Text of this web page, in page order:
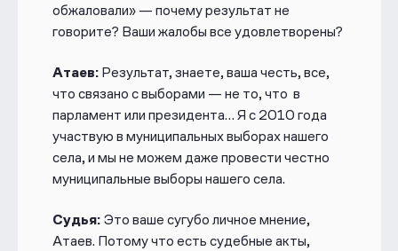
обжаловали» — почему результат не
говорите? Ваши жалобы все удовлетворены?
Атаев:Результат, знаете, ваша честь, все,
что связано с выборами — не то, что в
парламент или президента… Я с 2010 года
участвую в муниципальных выборах нашего
села, и мы не можем даже провести честно
муниципальные выборы нашего села.
Судья:Это ваше сугубо личное мнение,
Атаев. Потому что есть судебные акты,